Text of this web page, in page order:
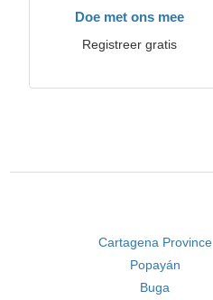
Doe met ons mee
Registreer gratis
Cartagena Province
Popayán
Buga